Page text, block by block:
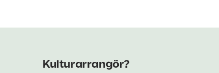
Kulturarrangör?